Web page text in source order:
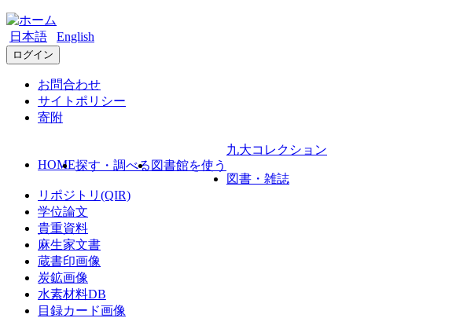
日本語 English
ログイン
お問合わせ
サイトポリシー
寄附
HOME探す・調べる 図書館を使う
九大コレクション
図書・雑誌
リポジトリ(QIR)
学位論文
貴重資料
麻生家文書
蔵書印画像
炭鉱画像
水素材料DB
目録カード画像